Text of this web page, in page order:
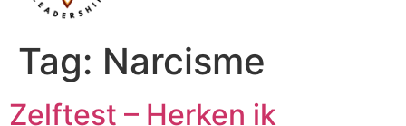
Tag: Narcisme
Zelftest – Herken ik